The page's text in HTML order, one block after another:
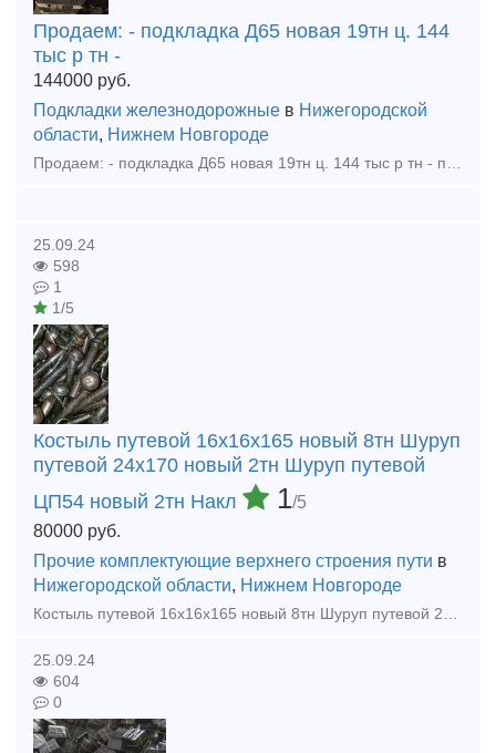
Продаем: - подкладка Д65 новая 19тн ц. 144
тыс р тн -
144000 руб.
Подкладки железнодорожные в Нижегородской
области, Нижнем Новгороде
Продаем: - подкладка Д65 новая 19тн ц. 144 тыс р тн - подкладка КД65 новая 0,5тн ц. 144 тыс р тн - рельсы р65 1гр ц. 66000р тн Купим - Запчасти от стрелочных переводов (башмаки, лафеты, тяги
25.09.24
598
1
1/5
Костыль путевой 16х16х165 новый 8тн Шуруп
путевой 24х170 новый 2тн Шуруп путевой
ЦП54 новый 2тн Накл
1/5
80000 руб.
Прочие комплектующие верхнего строения пути в
Нижегородской области, Нижнем Новгороде
Костыль путевой 16х16х165 новый 8тн Шуруп путевой 24х170 новый 2тн Шуруп путевой ЦП54 новый 2тн Накладка 1р65 22г новая 3,5тн Болт закладной 22х175 новый 1тн Рельсы р65 12,5м 1гр 300тн Шпала дер
25.09.24
604
0